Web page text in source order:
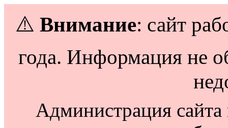
⚠️ Внимание: сайт
года. Информация не
Администрация сайта